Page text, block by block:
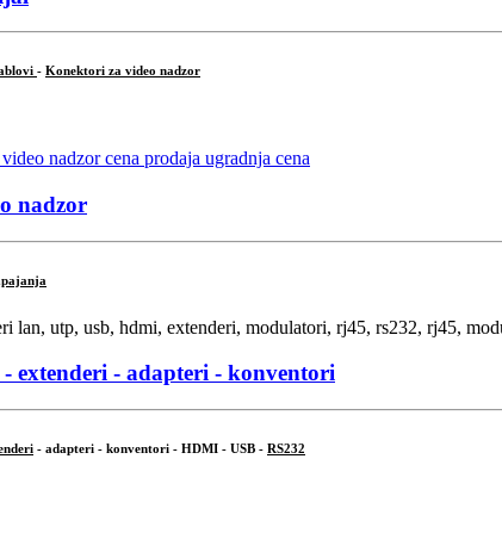
- Konektori za video nadzor
nadzor
extenderi - adapteri - konventori
- adapteri - konventori - HDMI - USB - RS232